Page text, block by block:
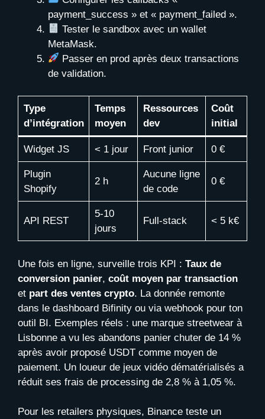
payment_success » et « payment_failed ».
Tester le sandbox avec un wallet
MetaMask.
Passer en prod après deux transactions
de validation.
Type
d’intégration
Temps
moyen
Ressources
dev
Coût
initial
Widget JS < 1 jour Front junior 0 €
Plugin
Shopify
2 h
Aucune ligne
de code
0 €
API REST
5-10
jours
Full-stack < 5 k€
Une fois en ligne, surveille trois KPI : Taux de
conversion panier, coût moyen par transaction
et part des ventes crypto. La donnée remonte
dans le dashboard Bifinity ou via webhook pour ton
outil BI. Exemples réels : une marque streetwear à
Lisbonne a vu les abandons panier chuter de 14 %
après avoir proposé USDT comme moyen de
paiement. Un loueur de jeux vidéo dématérialisés a
réduit ses frais de processing de 2,8 % à 1,05 %.
Pour les retailers physiques, Binance teste un